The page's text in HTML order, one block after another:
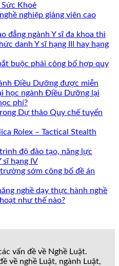
Sức Khoẻ
nghiệp giảng viên cao
đẳng ngành Y sĩ đa khoa thì
danh Y sĩ hạng III hay hạng
buộc phải công bố hợp quy
Điều Dưỡng được miễn
học ngành Điều Dưỡng lại
phí?
Dự thảo Quy chế tuyển
Rolex – Tactical Stealth
độ đào tạo, năng lực
sĩ hạng IV
sớm công bố đề án
nghề dạy thực hành nghề
như thế nào?
vấn đề về Nghề Luật.
về nghề Luật, ngành Luật,